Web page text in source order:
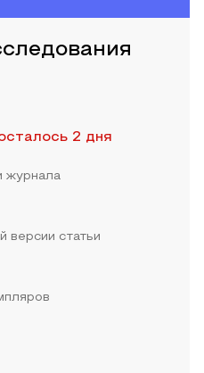
2 дня
журнала
версии статьи